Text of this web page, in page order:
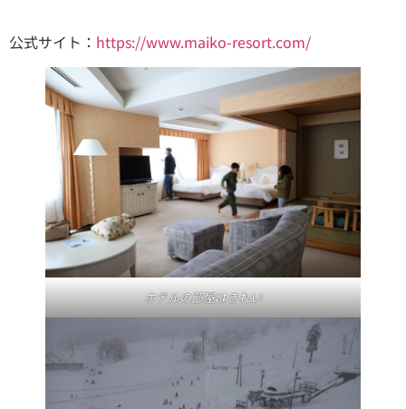
公式サイト： https://www.maiko-resort.com/
ホテルの部屋はきれい